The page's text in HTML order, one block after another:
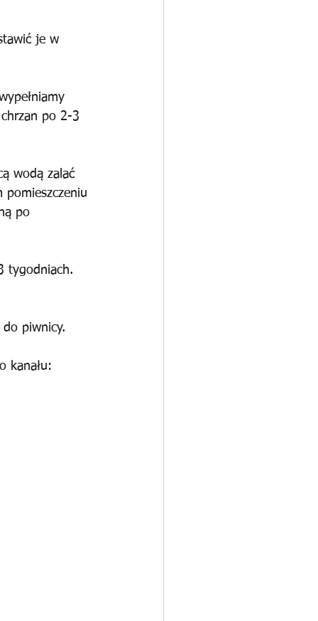
je w
po 2-3
wodą zalać
pomieszczeniu
po
tygodniach.
piwnicy.
kanału: